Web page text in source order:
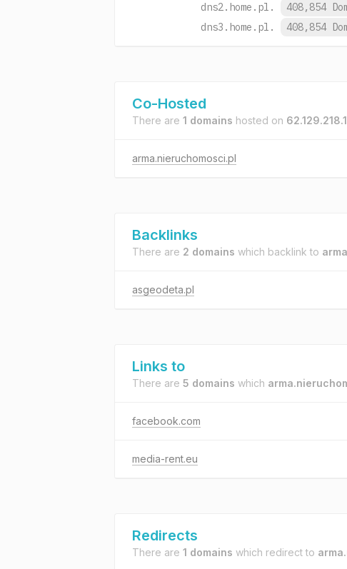
dns2.home.pl.
408,854
dns3.home.pl.
408,854
Co-Hosted
There are 1 domains hosted on
arma.nieruchomosci.pl
Backlinks
There are 2 domains which backlink to
asgeodeta.pl
Links to
There are 5 domains which
facebook.com
media-rent.eu
Redirects
There are 1 domains which redirect to